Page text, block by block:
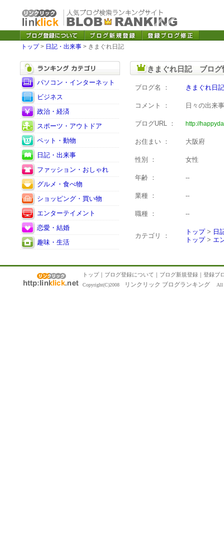
トップ> 日記・出来事 > きまぐれ日記
パソコン・インターネット
ビジネス
政治・経済
スポーツ・アウトドア
ペット・動物
日記・出来事
ファッション・おしゃれ
グルメ・食べ物
ショッピング・買い物
エンターテイメント
恋愛・結婚
趣味・生活
きまぐれ日記 ブログ
ブログ名 ： きまぐれ日記
コメント ： 日々の出来
ブログURL ： http://
お住まい ： 大阪府
性別 ： 女性
年齢 ： --
業種 ： --
職種 ： --
カテゴリ ：
トップ> 日
トップ> エ
トップ｜ ブログ登録について ｜ ブログ新規登録 ｜ 登録ブ
Copyright(C)2008 リンクリック ブログランキング All